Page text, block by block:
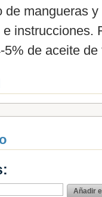
de mangueras
instrucciones.
de aceite de
Añadir